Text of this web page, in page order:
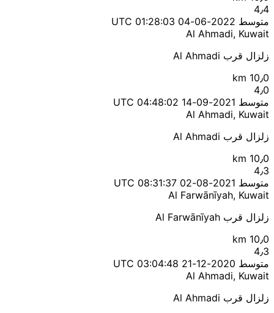
4٫4
متوسط 2022-06-04 01:28:03 UTC
Al Ahmadi, Kuwait
زلزال قرب Al Ahmadi
10٫0 km
4٫0
متوسط 2021-09-14 04:48:02 UTC
Al Ahmadi, Kuwait
زلزال قرب Al Ahmadi
10٫0 km
4٫3
متوسط 2021-08-02 08:31:37 UTC
Al Farwānīyah, Kuwait
زلزال قرب Al Farwānīyah
10٫0 km
4٫3
متوسط 2020-12-21 03:04:48 UTC
Al Ahmadi, Kuwait
زلزال قرب Al Ahmadi